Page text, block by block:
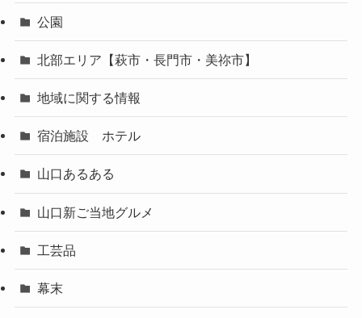
公園
北部エリア【萩市・長門市・美祢市】
地域に関する情報
宿泊施設 ホテル
山口あるある
山口新ご当地グルメ
工芸品
幕末